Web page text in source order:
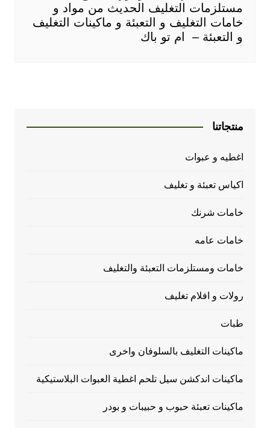
مستلزمات التغليف الحديث من مواد و
خامات التغليف و التعبئة و ماكينات التغليف
و التعبئة – ام تو باك
منتجاتنا
اغطيه و عبوات
اكياس تعبئة و تغليف
خامات شرنك
خامات عامه
خامات ومستلزمات التعبئة والتغليف
رولات و افلام تغليف
طبات
ماكينات التغليف بالسلوفان واخرى
ماكينات اندكشن سيل تلحم اغطية العبوات البلاستيكية
ماكينات تعبئة حبوب و حبيبات و بودر